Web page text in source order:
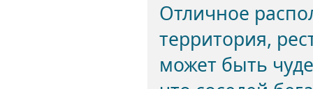
Отличное
территория,
может быть